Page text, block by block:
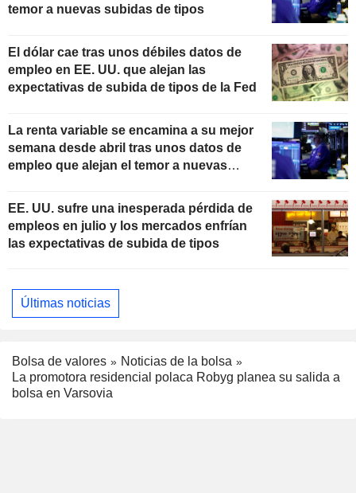
temor a nuevas subidas de tipos
El dólar cae tras unos débiles datos de
empleo en EE. UU. que alejan las
expectativas de subida de tipos de la Fed
La renta variable se encamina a su mejor
semana desde abril tras unos datos de
empleo que alejan el temor a nuevas
EE. UU. sufre una inesperada pérdida de
empleos en julio y los mercados enfrían
las expectativas de subida de tipos
Últimas noticias
Bolsa de valores
Noticias de la bolsa
La promotora residencial polaca Robyg planea su salida a
bolsa en Varsovia